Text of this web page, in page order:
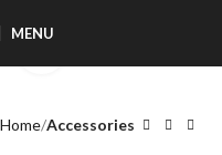
MENU
Home Accessories